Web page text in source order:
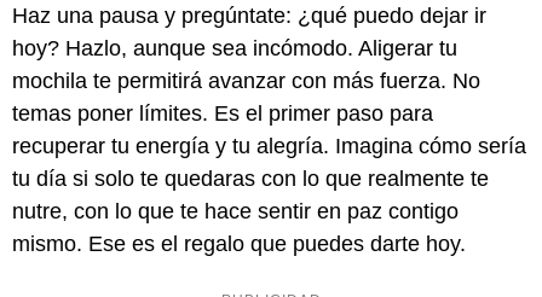
Haz una pausa y pregúntate: ¿qué puedo dejar ir
hoy? Hazlo, aunque sea incómodo. Aligerar tu
mochila te permitirá avanzar con más fuerza. No
temas poner límites. Es el primer paso para
recuperar tu energía y tu alegría. Imagina cómo sería
tu día si solo te quedaras con lo que realmente te
nutre, con lo que te hace sentir en paz contigo
mismo. Ese es el regalo que puedes darte hoy.